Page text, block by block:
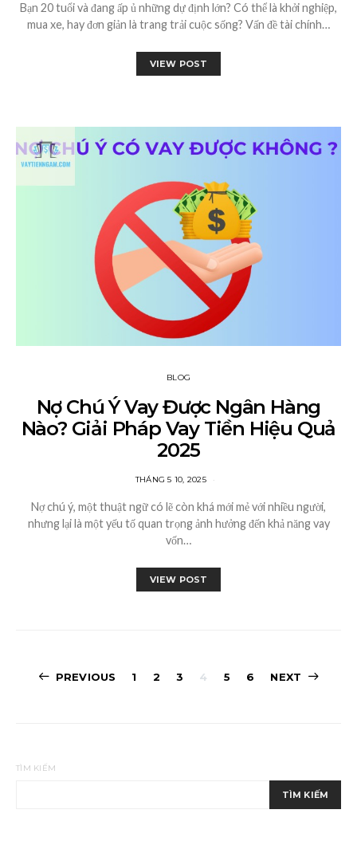
Bạn 20 tuổi và đang ấp ủ những dự định lớn? Có thể là khởi nghiệp,
mua xe, hay đơn giản là trang trải cuộc sống? Vấn đề tài chính…
VIEW POST
BLOG
Nợ Chú Ý Vay Được Ngân Hàng
Nào? Giải Pháp Vay Tiền Hiệu Quả
2025
THÁNG 5 10, 2025
Nợ chú ý, một thuật ngữ có lẽ còn khá mới mẻ với nhiều người,
nhưng lại là một yếu tố quan trọng ảnh hưởng đến khả năng vay
vốn…
VIEW POST
Phân
PREVIOUS 1 2 3 4 5 6 NEXT
TÌM KIẾM
TÌM KIẾM